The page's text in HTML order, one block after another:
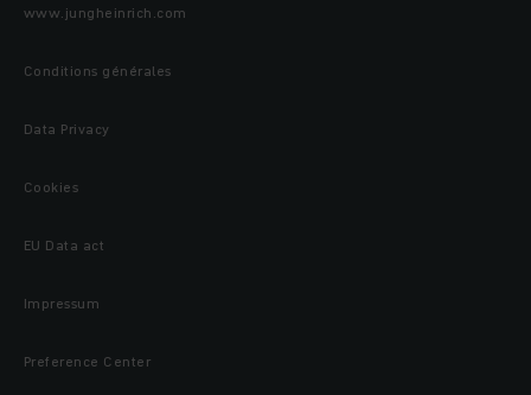
www.jungheinrich.com
Conditions générales
Data Privacy
Cookies
EU Data act
Impressum
Preference Center